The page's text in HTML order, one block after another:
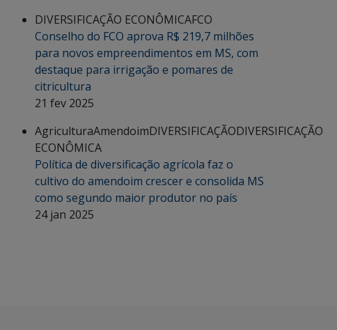
DIVERSIFICAÇÃO ECONÔMICAFCO
Conselho do FCO aprova R$ 219,7 milhões
para novos empreendimentos em MS, com
destaque para irrigação e pomares de
citricultura
21 fev 2025
AgriculturaAmendoimDIVERSIFICAÇÃODIVERSIFICAÇÃO
ECONÔMICA
Política de diversificação agrícola faz o
cultivo do amendoim crescer e consolida MS
como segundo maior produtor no país
24 jan 2025